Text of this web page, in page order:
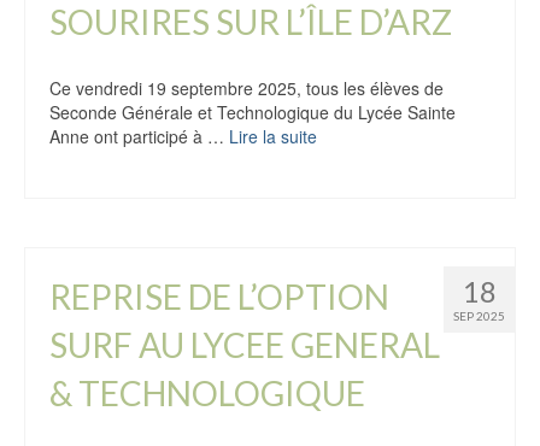
SOURIRES SUR L’ÎLE D’ARZ
Ce vendredi 19 septembre 2025, tous les élèves de
Seconde Générale et Technologique du Lycée Sainte
Anne ont participé à … Lire la suite
18
SEP 2025
REPRISE DE L’OPTION
SURF AU LYCEE GENERAL
& TECHNOLOGIQUE